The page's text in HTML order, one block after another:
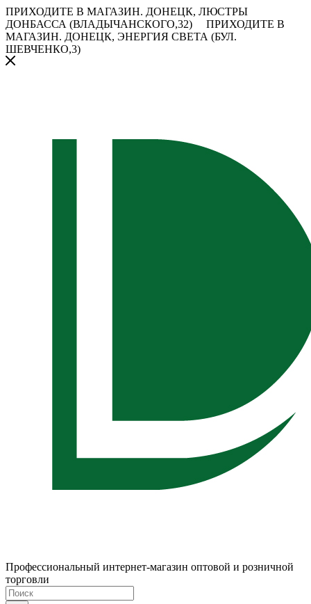
ПРИХОДИТЕ В МАГАЗИН. ДОНЕЦК, ЛЮСТРЫ
ДОНБАССА (ВЛАДЫЧАНСКОГО,32)
ПРИХОДИТЕ В
МАГАЗИН. ДОНЕЦК, ЭНЕРГИЯ СВЕТА (БУЛ.
ШЕВЧЕНКО,3)
Профессиональный интернет-магазин оптовой и розничной
торговли